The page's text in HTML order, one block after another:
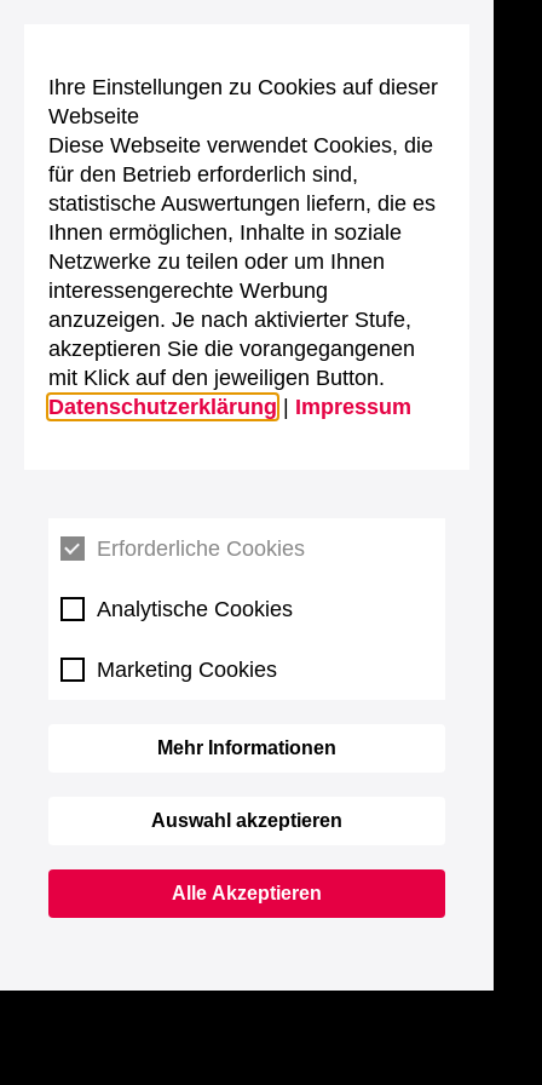
Ihre Einstellungen zu Cookies auf dieser
Webseite
Diese Webseite verwendet Cookies, die
für den Betrieb erforderlich sind,
statistische Auswertungen liefern, die es
Ihnen ermöglichen, Inhalte in soziale
Netzwerke zu teilen oder um Ihnen
interessengerechte Werbung
anzuzeigen. Je nach aktivierter Stufe,
akzeptieren Sie die vorangegangenen
mit Klick auf den jeweiligen Button.
Datenschutzerklärung
Impressum
Erforderliche Cookies
Analytische Cookies
Marketing Cookies
Mehr Informationen
Auswahl akzeptieren
Alle Akzeptieren